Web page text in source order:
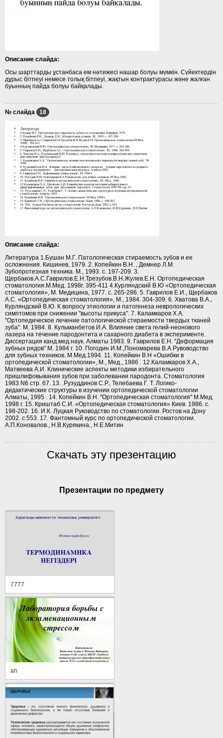
Описание слайда:
Осы шарттарды ұстанбаса ем нәтижесі нашар болуы мүмкін. Сүйектердін
дұрыс бітпеуі немесе толық бітпеуі, жақтын контрактурасы және жалған
буынның пайда болуы байқалады.
№ слайда 18
Описание слайда:
Литература 1.Бушан М.Г. Патологическая стираемость зубов и ее
осложнения. Кишинев, 1979. 2. Копейкин В.Н. , Демнер Л.М.
Зубопротезная техника. М., 1993. с. 197-209. 3.
Щербаков.А.С.Гаврилов.Е.Н.Трезубов.В.Н.Жулев.Е.Н. Ортопедическая
стоматология.М.Мед. 1998г. 395-411 4.Курляндский В.Ю «Ортопедическая
стоматология», М. Медицина, 1977. с. 265-286. 5. Гаврилов Е.И., Щербаков
А.С. «Ортопедическая стоматология», М., 1984. 304-309. 6. Хватова В.А.,
Курляндский В.Ю. К вопросу этиологии и патогенеза неврологических
симптомов при снижении "высоты прикуса". 7. Каламкаров Х.А.
"Ортопедическое лечение патологической стираемости твердых тканей
зуба". М. 1984. 8. Кульманбетов И.А. Влияние света гелий-неонового
лазера на течение пародонтита и сахарного диабета в эксперименте.
Диссертация канд.мед.наук. Алматы 1983. 9. Гаврилов Е.Н. "Деформация
зубных рядов" М. 1984 г. 10. Погодин И.М.,Пономарева В.А.Рувоводство
для зубных техников. М.Мед.1994. 11. Копейкин В.Н «Ошибки в
ортопедической стоматологии», М., Мед., 1986 . 12.Каламкаров Х.А.,
Матвеева А.И. Клинические аспекты методики избирательного
пришлифовывания зубов при заболевании пародонта. Стоматология
1983 N6 стр. 67. 13. .Рузуддинов С.Р., Телебаева Г. Т. Логико-
дидактические структуры в изучении ортопедической стоматологии
Алматы, 1995 . 14. Копейкин В.Н. "Ортопедическая стоматология" М.Мед.
1998 г. 15. Криштаб С.И. «Ортопедическая стоматология» Киев. 1986. с.
198-202. 16. И.К. Луцкая Руководство по стоматологии. Ростов на Дону
2002. с.553. 17. Фантомный курс по ортопедической стоматологии.
А.П.Коновалов., Н.В.Курякина., Н.Е.Митин
Скачать эту презентацию
Презентации по предмету
7777
ап